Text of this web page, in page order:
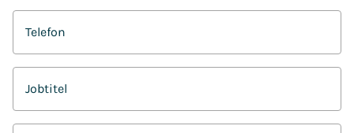
Telefon
Jobtitel